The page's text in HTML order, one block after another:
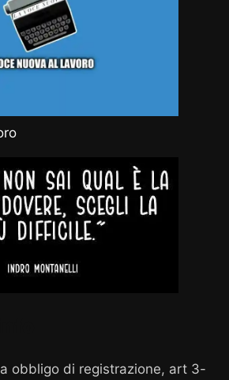
obbligo di registrazione, art 3-